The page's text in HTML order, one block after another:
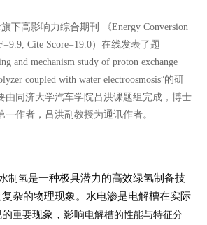
旗下高影响力综合期刊 《Energy Conversion
Cite Score=19.0）在线发表了题
and mechanism study of proton exchange
coupled with water electroosmosis”的研
由同济大学汽车学院吕洪课题组完成，博士
作者，吕洪副教授为通讯作者。
制氢是一种极具潜力的高效绿氢制备技
杂的物理现象。水电渗是电解槽在实际
重要现象，影响电解槽的性能与特征分